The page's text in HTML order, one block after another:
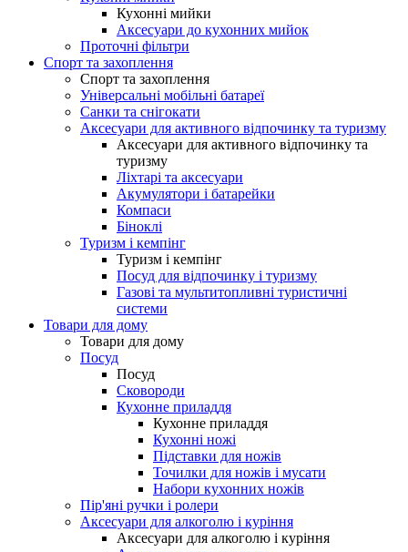
Кухонні мийки
Аксесуари до кухонних мийок
Проточні фільтри
Спорт та захоплення
Спорт та захоплення
Універсальні мобільні батареї
Санки та снігокати
Аксесуари для активного відпочинку та туризму
Аксесуари для активного відпочинку та
туризму
Ліхтарі та аксесуари
Акумулятори і батарейки
Компаси
Біноклі
Туризм і кемпінг
Туризм і кемпінг
Посуд для відпочинку і туризму
Газові та мультитопливні туристичні
системи
Товари для дому
Товари для дому
Посуд
Посуд
Сковороди
Кухонне приладдя
Кухонне приладдя
Кухонні ножі
Підставки для ножів
Точилки для ножів і мусати
Набори кухонних ножів
Пір'яні ручки і ролери
Аксесуари для алкоголю і куріння
Аксесуари для алкоголю і куріння